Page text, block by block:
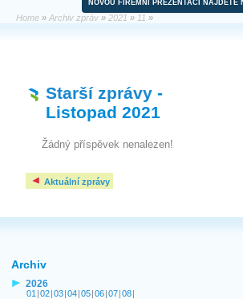
NOVOU FIREMNÍ PREZENTACI NAJDETE
Home » Archiv zpráv » 2021 » 11 »
Starší zprávy -
Listopad 2021
Žádný příspěvek nenalezen!
Aktuální zprávy
Archiv
2026
01 |02|03|04|05|06|07|08|